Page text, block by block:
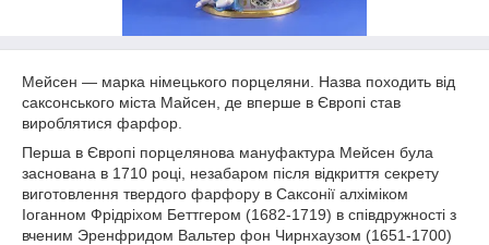
Мейсен — марка німецького порцеляни. Назва походить від
саксонського міста Майсен, де вперше в Європі став
вироблятися фарфор.
Перша в Європі порцелянова мануфактура Мейсен була
заснована в 1710 році, незабаром після відкриття секрету
виготовлення твердого фарфору в Саксонії алхіміком
Іоганном Фрідріхом Беттгером (1682-1719) в співдружності з
вченим Эренфридом Вальтер фон Чирнхаузом (1651-1700)